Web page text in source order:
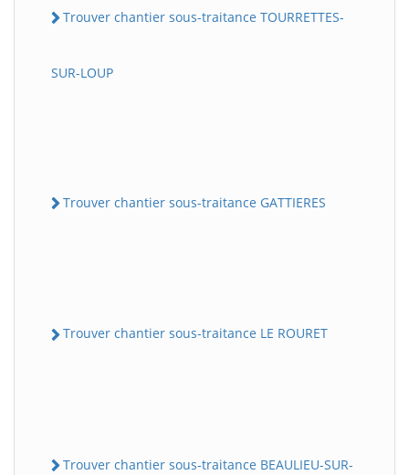
Trouver chantier sous-traitance TOURRETTES-
SUR-LOUP
Trouver chantier sous-traitance GATTIERES
Trouver chantier sous-traitance LE ROURET
Trouver chantier sous-traitance BEAULIEU-SUR-